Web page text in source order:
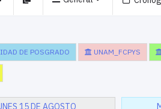
DE POSGRADO UNAM_FCPYS
15 DE AGOSTO